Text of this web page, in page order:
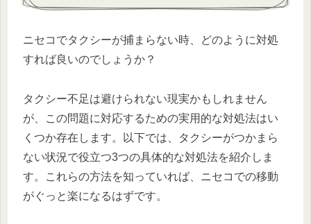
ニセコでタクシーが捕まらない時、どのように対処
すれば良いのでしょうか？
タクシー不足は避けられない現実かもしれません
が、この問題に対応するための実用的な対処法はい
くつか存在します。以下では、タクシーがつかまら
ない状況で役立つ3つの具体的な対処法を紹介しま
す。これらの方法を知っていれば、ニセコでの移動
がぐっと楽になるはずです。